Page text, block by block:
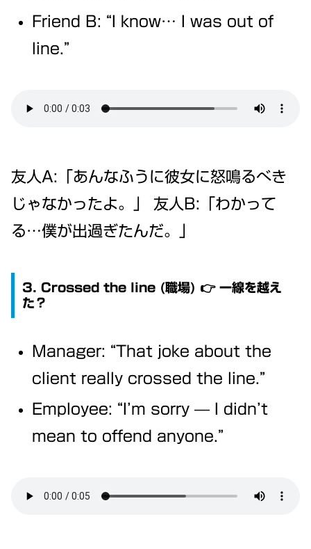
Friend B: “I know… I was out of
line.”
友人A:「あんなふうに彼女に怒鳴るべき
じゃなかったよ。」 友人B:「わかって
る…僕が出過ぎたんだ。」
3. Crossed the line (職場) 👉 一線を越え
た？
Manager: “That joke about the
client really crossed the line.”
Employee: “I’m sorry — I didn’t
mean to offend anyone.”